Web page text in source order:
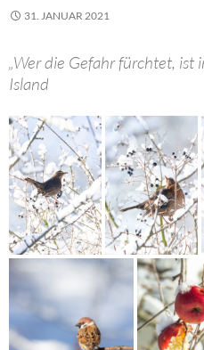
31. JANUAR 2021
„Wer die Gefahr fürchtet, ist
Island